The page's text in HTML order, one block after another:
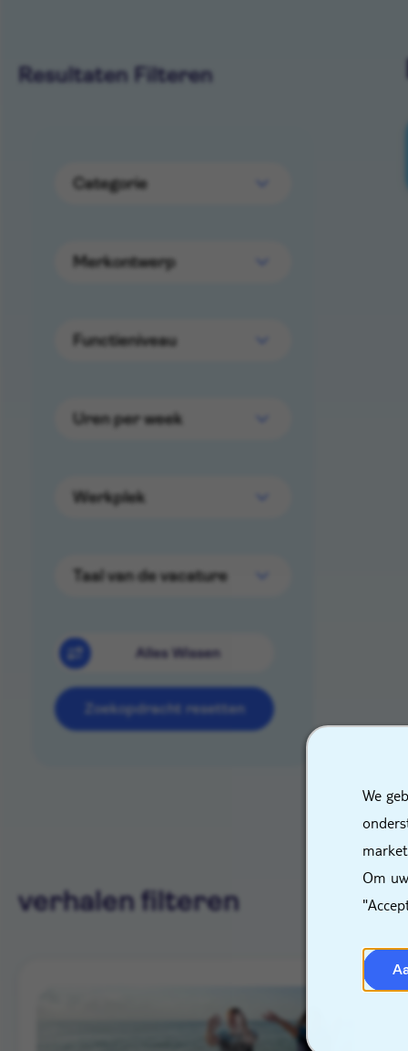
We
Om
Resultaten Filteren
Categorie
Merkontwerp
Functieniveau
Uren per week
Werkplek
Taal van de vacature
Alles Wissen
Zoekopdracht resetten
verhalen filteren